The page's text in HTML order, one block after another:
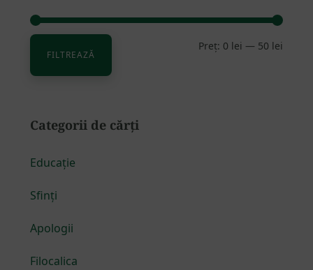
FILTREAZĂ
Preț: 0 lei — 50 lei
Categorii de cărți
Educație
Sfinți
Apologii
Filocalica